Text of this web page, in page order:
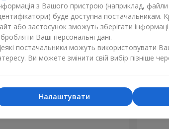
троянд
з Вашого пристрою (наприклад, файли
буде доступна постачальникам.
або застосунок зможуть зберігати
Ваші персональні дані.
постачальники можуть використовувати
Ви можете змінити свій вибір пізніше
Налаштувати